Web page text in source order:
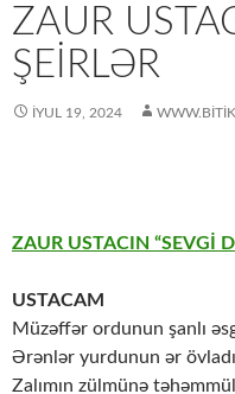
ZAUR
ŞEIRLƏR
İYUL 19, 2024
ZAUR USTACIN “SEVGİ
USTACAM
Müzəffər ordunun şanlı
Ərənlər yurdunun ər
Zalımın zülmünə